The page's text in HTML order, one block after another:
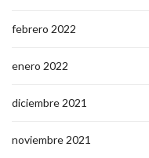
febrero 2022
enero 2022
diciembre 2021
noviembre 2021